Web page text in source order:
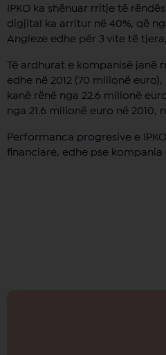
IPKO ka shënuar rritje të
digjital ka arritur në 40%, që
Angleze edhe për 3 vite të
Të ardhurat e kompanisë janë
edhe në 2012 (70 milionë
kanë rënë nga 22.6 milionë
nga 21.6 milionë euro në 2010,
Performanca progresive e
financiare, edhe pse